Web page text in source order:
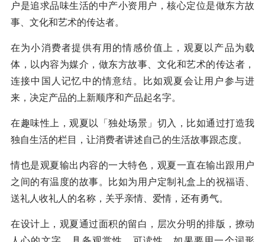
户是追求品味生活的中产小资用户，核心定位是做东方故
事、文化和艺术的传达者。
在为小消费者提供有用的情感价值上，观夏以产品为载
体，以内容为媒介，做东方故事、文化和艺术的传达者，
连接中国人记忆中的情意结。比如观夏会让用户参与进
来，决定产品的上新顺序和产品起名字。
在趣味性上，观夏以「独处场景」切入，比如通过打造我
独自生活的栏目，让消费者讲述自己的生活故事跟态度。
情也是观夏输出内容的一大特色，观夏一直在输出跟用户
之间的有温度的故事。比如为用户定制礼盒上的祝福语、
送礼人收礼人的名称，关乎亲情、爱情，还有勇气。
在设计上，观夏通过面积的留白，层次分明的排版，撩动